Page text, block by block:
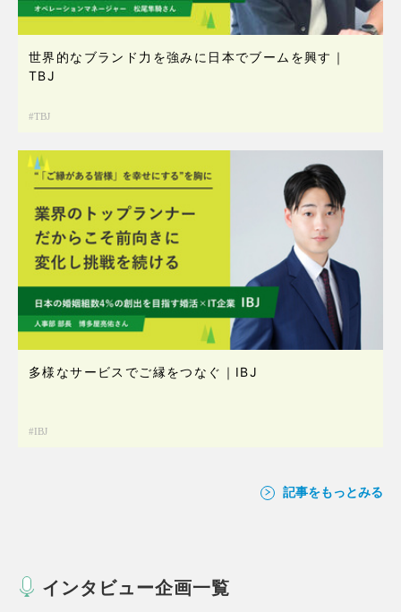
世界的なブランド力を強みに日本でブームを興す｜
TBJ
TBJ
多様なサービスでご縁をつなぐ｜IBJ
IBJ
記事をもっとみる
インタビュー企画一覧